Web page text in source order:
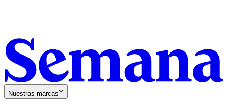
Nuestras marcas